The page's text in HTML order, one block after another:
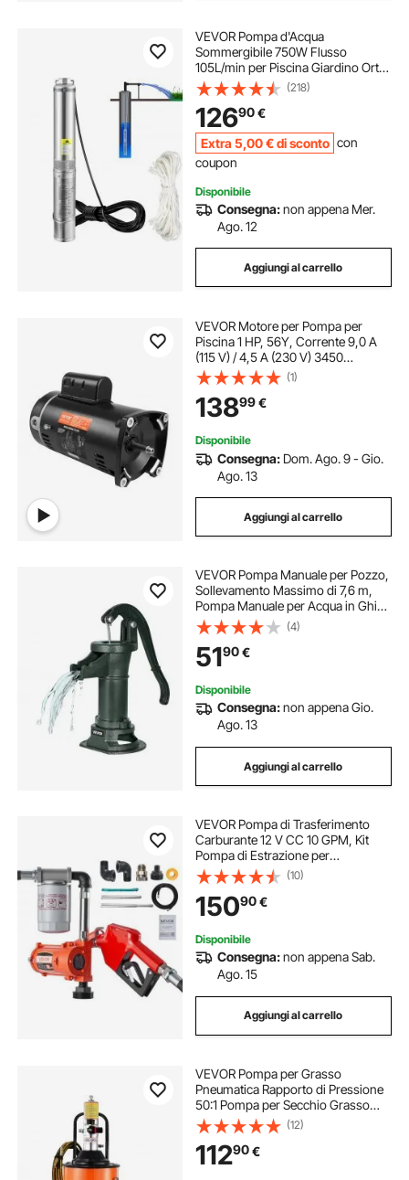
VEVOR Pompa d'Acqua
Sommergibile 750W Flusso
105L/min per Piscina Giardino Orto
in Acciaio Inox, Pompa Sommersa
per Pozzo 230V Prevalenza Max.
62m, Pompa Sommersa per Pozzo
Piscina con Cavi
(218)
12690€
Extra 5,00 €di sconto con
coupon
Disponibile
Consegna:non appena Mer.
Ago. 12
Aggiungi al carrello
VEVOR Motore per Pompa per
Piscina 1 HP, 56Y, Corrente 9,0 A
(115 V) / 4,5 A (230 V) 3450
Giri/min, Condensatore 90 μF/250
V, Sostituzione Motore con Flangia
Quadrata Rotante in senso
antiorario
(1)
13899€
Disponibile
Consegna: Dom. Ago. 9 - Gio.
Ago. 13
Aggiungi al carrello
VEVOR Pompa Manuale per Pozzo,
Sollevamento Massimo di 7,6 m,
Pompa Manuale per Acqua in Ghisa
Antica, Attacco NPT, Facile
Installazione, Vecchio Stile per
Giardino Esterno, Stagno, Verde
(4)
5190€
Disponibile
Consegna:non appena Gio.
Ago. 13
Aggiungi al carrello
VEVOR Pompa di Trasferimento
Carburante 12 V CC 10 GPM, Kit
Pompa di Estrazione per
Trasferimento Diesel Portatile con
Ugello di Spegnimento Automatico,
Tubo di Scarico, Antideflagrante
(10)
15090€
Disponibile
Consegna:non appena Sab.
Ago. 15
Aggiungi al carrello
VEVOR Pompa per Grasso
Pneumatica Rapporto di Pressione
50:1 Pompa per Secchio Grasso
Pneumatica 20 Litri Pistola per
Grasso Pompa Grasso Portatile
Ruote Tubo da 4m Ugello a 360°
Raccordo NPT Standard
(12)
11290€